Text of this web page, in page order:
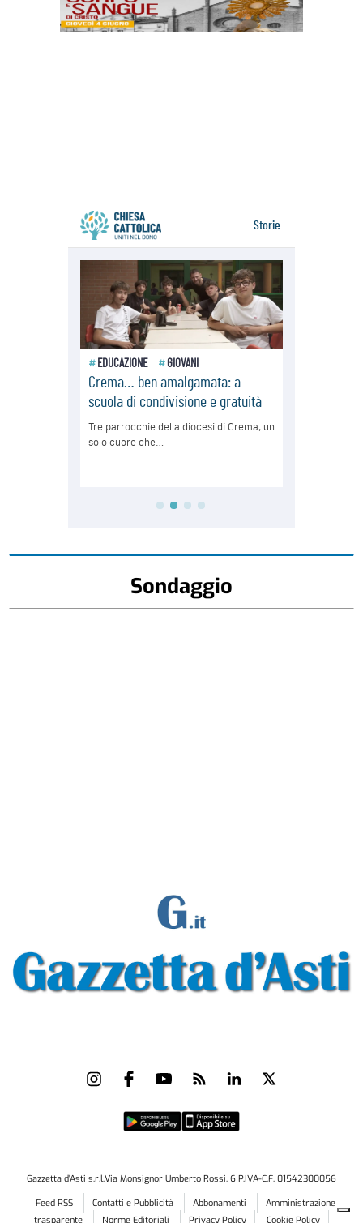
Sondaggio
Gazzetta d'Asti s.r.l.Via Monsignor Umberto Rossi, 6 P.IVA-C.F. 01542300056
Feed RSS
Contatti e Pubblicità Abbonamenti
Amministrazione
trasparente
Norme Editoriali Privacy Policy Cookie Policy